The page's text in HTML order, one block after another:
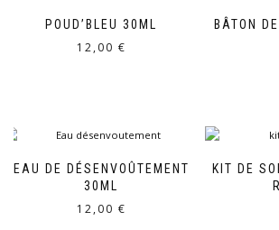
POUD’BLEU 30ML
12,00 €
BÂTON
EAU DE DÉSENVOÛTEMENT
30ML
12,00 €
KIT DE